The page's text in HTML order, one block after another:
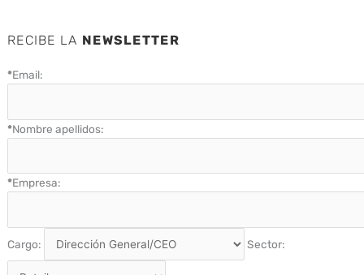
RECIBE LA NEWSLETTER
*Email:
*Nombre apellidos:
*Empresa:
Cargo: Sector: